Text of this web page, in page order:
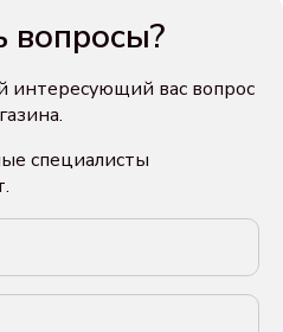
вопросы?
интересующий вас вопрос
специалисты